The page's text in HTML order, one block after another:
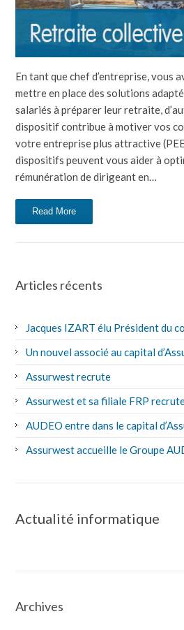
En tant que chef d’entreprise, vous
mettre en place des solutions
salariés à préparer leur retraite,
dispositif contribue à motiver vos
votre entreprise plus attractive
dispositifs peuvent vous aider à
rémunération de dirigeant en…
Read More
Articles récents
Jacques IZART élu Président du
Un nouvel associé au capital
Assurwest recrute
Assurwest et sa filiale FRP
AUDEO entre dans le capital
Assurwest accueille le Groupe
Actualité informatique
Archives